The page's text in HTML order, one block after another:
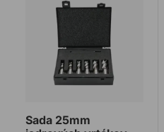
Sada 25mm